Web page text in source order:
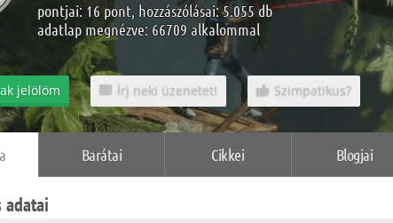
Barátai Cikkei Blogjai
pontjai: 16 pont, hozzászólásai: 5.055 db
adatlap megnézve: 66709 alkalommal
jelölöm Írj neki üzenetet! Szimpatikus?
adatai